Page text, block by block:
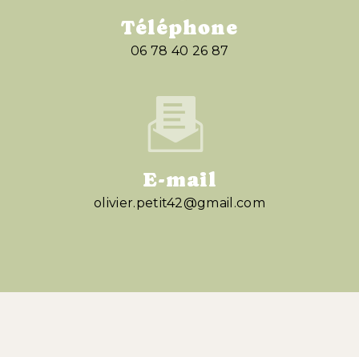
Téléphone
06 78 40 26 87
E-mail
olivier.petit42@gmail.com